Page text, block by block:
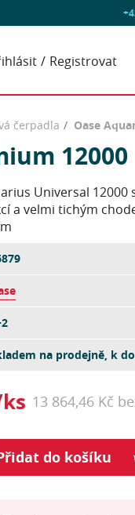
Registrovat
čerpadla Oase
12000
Universal 12000
a velmi tichým
na prodejně, k
13 864,46 Kč
do košíku